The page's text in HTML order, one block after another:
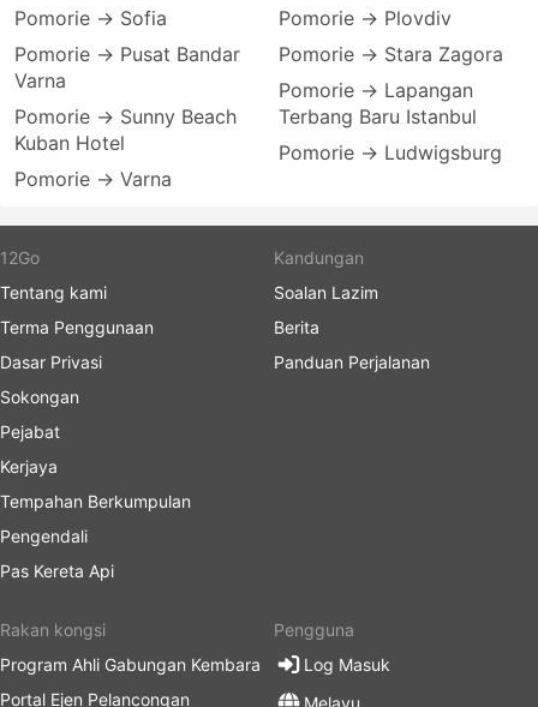
Pomorie → Sofia
Pomorie → Pusat Bandar
Varna
Pomorie → Sunny Beach
Kuban Hotel
Pomorie → Varna
Pomorie → Plovdiv
Pomorie → Stara Zagora
Pomorie → Lapangan
Terbang Baru Istanbul
Pomorie → Ludwigsburg
12Go
Tentang kami
Terma Penggunaan
Dasar Privasi
Sokongan
Pejabat
Kerjaya
Tempahan Berkumpulan
Pengendali
Pas Kereta Api
Kandungan
Soalan Lazim
Berita
Panduan Perjalanan
Rakan kongsi
Program Ahli Gabungan Kembara
Portal Ejen Pelancongan
Pengguna
Log Masuk